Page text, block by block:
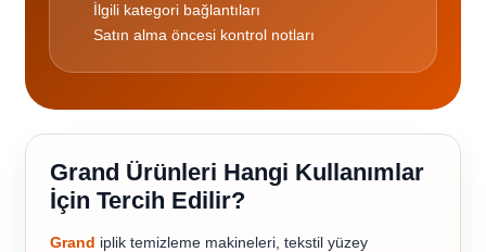
İlgili kategori bağlantıları
Satın alma öncesi kontrol notları
Grand Ürünleri Hangi Kullanımlar
İçin Tercih Edilir?
Grand iplik temizleme makineleri, tekstil yüzey